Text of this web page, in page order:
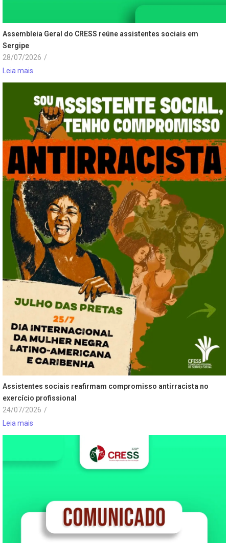
Assembleia Geral do CRESS reúne assistentes sociais em
Sergipe
28/07/2026 /
Leia mais
Assistentes sociais reafirmam compromisso antirracista no
exercício profissional
24/07/2026 /
Leia mais